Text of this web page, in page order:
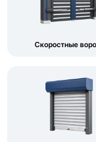
Скоростные